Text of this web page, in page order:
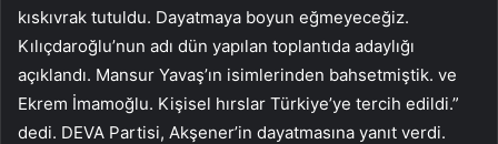
kıskıvrak tutuldu. Dayatmaya boyun eğmeyeceğiz.
Kılıçdaroğlu’nun adı dün yapılan toplantıda adaylığı
açıklandı. Mansur Yavaş’ın isimlerinden bahsetmiştik. ve
Ekrem İmamoğlu. Kişisel hırslar Türkiye’ye tercih edildi.”
dedi. DEVA Partisi, Akşener’in dayatmasına yanıt verdi.